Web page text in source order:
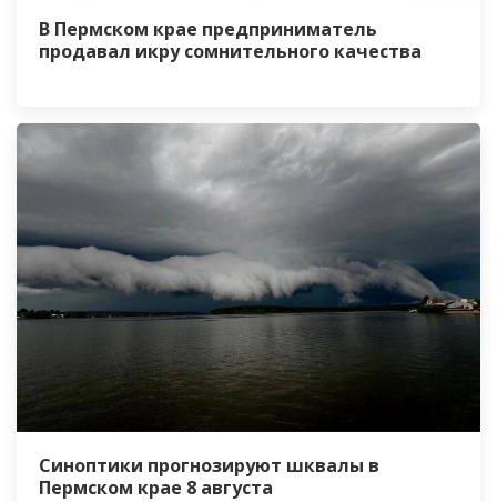
В Пермском крае предприниматель
продавал икру сомнительного качества
Синоптики прогнозируют шквалы в
Пермском крае 8 августа